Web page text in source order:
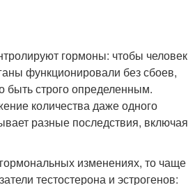
гормоны: чтобы человек
функционировали без сбоев,
быть строго определенным.
количества даже одного
разные последствия, включая
изменениях, то чаще
тестостерона и эстрогенов: